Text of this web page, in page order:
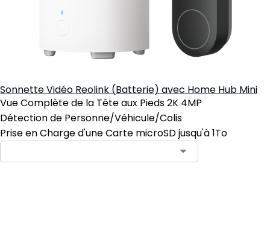
Sonnette Vidéo Reolink (Batterie) avec Home Hub Mini
Vue Complète de la Tête aux Pieds 2K 4MP
Détection de Personne/Véhicule/Colis
Prise en Charge d'une Carte microSD jusqu'à 1To